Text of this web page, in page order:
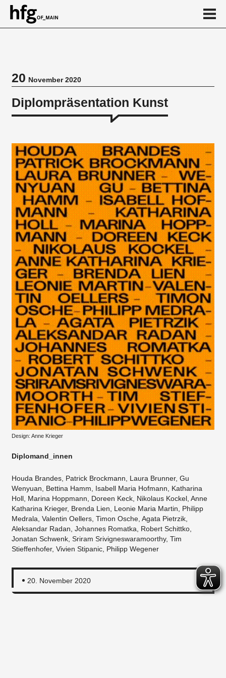
20November 2020
Diplompräsentation Kunst
Design: Anne Krieger
Diplomand_innen
Houda Brandes, Patrick Brockmann, Laura Brunner, Gu
Wenyuan, Bettina Hamm, Isabell Maria Hofmann, Katharina
Holl, Marina Hoppmann, Doreen Keck, Nikolaus Kockel, Anne
Katharina Krieger, Brenda Lien, Leonie Maria Martin, Philipp
Medrala, Valentin Oellers, Timon Osche, Agata Pietrzik,
Aleksandar Radan, Johannes Romatka, Robert Schittko,
Jonatan Schwenk, Sriram Srivigneswaramoorthy, Tim
Stieffenhofer, Vivien Stipanic, Philipp Wegener
20. November 2020